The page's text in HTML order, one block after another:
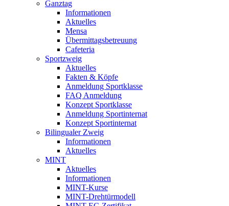
Ganztag
Informationen
Aktuelles
Mensa
Übermittagsbetreuung
Cafeteria
Sportzweig
Aktuelles
Fakten & Köpfe
Anmeldung Sportklasse
FAQ Anmeldung
Konzept Sportklasse
Anmeldung Sportinternat
Konzept Sportinternat
Bilingualer Zweig
Informationen
Aktuelles
MINT
Aktuelles
Informationen
MINT-Kurse
MINT-Drehtürmodell